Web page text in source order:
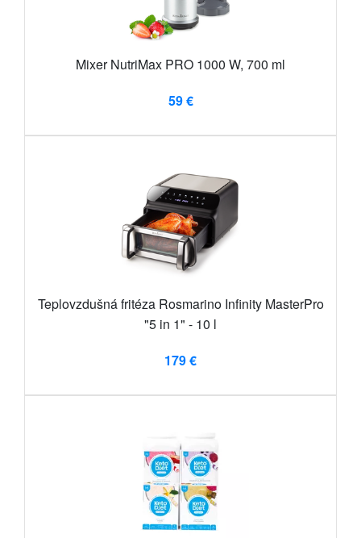
Mixer NutriMax PRO 1000 W, 700 ml
59 €
Teplovzdušná fritéza Rosmarino Infinity MasterPro
"5 in 1" - 10 l
179 €